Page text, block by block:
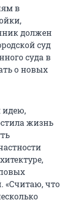
в
должен
суд
суда в
о новых
идею,
жизнь
«Считаю, что